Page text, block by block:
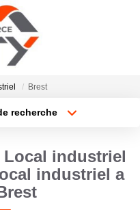
Brest
recherche
Surface min
industriel
industriel a